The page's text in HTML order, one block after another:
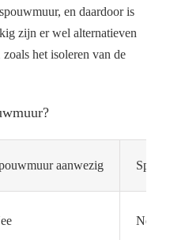
en daardoor is
zijn er wel alternatieven
het isoleren van de
aanwezig
Nee